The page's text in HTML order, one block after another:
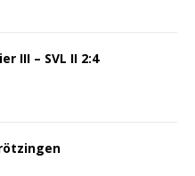
III – SVL II 2:4